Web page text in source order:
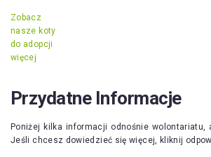
Zobacz
nasze koty
do adopcji
więcej
Przydatne Informacje
Poniżej kilka informacji odnośnie wolontariatu,
Jeśli chcesz dowiedzieć się więcej, kliknij